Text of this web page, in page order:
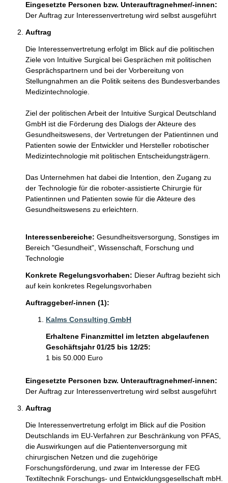
Eingesetzte Personen bzw. Unterauftragnehmer/-innen:
Der Auftrag zur Interessenvertretung wird selbst ausgeführt
Auftrag
Die Interessenvertretung erfolgt im Blick auf die politischen
Ziele von Intuitive Surgical bei Gesprächen mit politischen
Gesprächspartnern und bei der Vorbereitung von
Stellungnahmen an die Politik seitens des Bundesverbandes
Medizintechnologie.
Ziel der politischen Arbeit der Intuitive Surgical Deutschland
GmbH ist die Förderung des Dialogs der Akteure des
Gesundheitswesens, der Vertretungen der Patientinnen und
Patienten sowie der Entwickler und Hersteller robotischer
Medizintechnologie mit politischen Entscheidungsträgern.
Das Unternehmen hat dabei die Intention, den Zugang zu
der Technologie für die roboter-assistierte Chirurgie für
Patientinnen und Patienten sowie für die Akteure des
Gesundheitswesens zu erleichtern.
Interessenbereiche: Gesundheitsversorgung, Sonstiges im
Bereich "Gesundheit", Wissenschaft, Forschung und
Technologie
Konkrete Regelungsvorhaben: Dieser Auftrag bezieht sich
auf kein konkretes Regelungsvorhaben
Auftraggeber/-innen (1):
Kalms Consulting GmbH
Erhaltene Finanzmittel im letzten abgelaufenen
Geschäftsjahr 01/25 bis 12/25:
1 bis 50.000 Euro
Eingesetzte Personen bzw. Unterauftragnehmer/-innen:
Der Auftrag zur Interessenvertretung wird selbst ausgeführt
Auftrag
Die Interessenvertretung erfolgt im Blick auf die Position
Deutschlands im EU-Verfahren zur Beschränkung von PFAS,
die Auswirkungen auf die Patientenversorgung mit
chirurgischen Netzen und die zugehörige
Forschungsförderung, und zwar im Interesse der FEG
Textiltechnik Forschungs- und Entwicklungsgesellschaft mbH.